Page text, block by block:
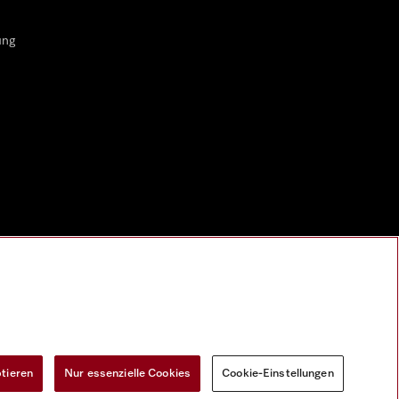
Nur essenzielle Cookies Cookie-Einstellungen